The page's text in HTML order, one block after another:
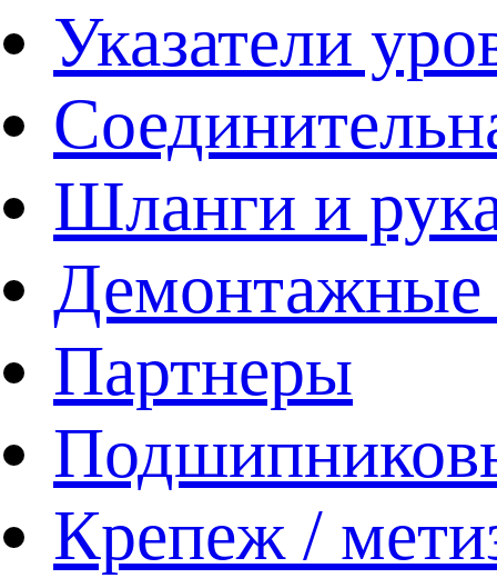
Указатели
Шланги и
Демонтажные
Партнеры
Крепеж /